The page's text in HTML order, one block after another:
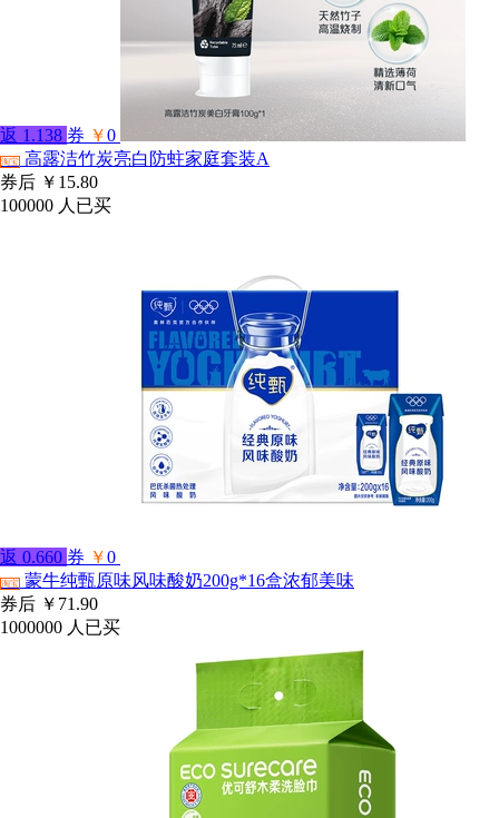
返 1.138 券 ￥0
淘宝 高露洁竹炭亮白防蛀家庭套装A
券后 ￥15.80
100000 人已买
返 0.660 券 ￥0
淘宝 蒙牛纯甄原味风味酸奶200g*16盒浓郁美味
券后 ￥71.90
1000000 人已买